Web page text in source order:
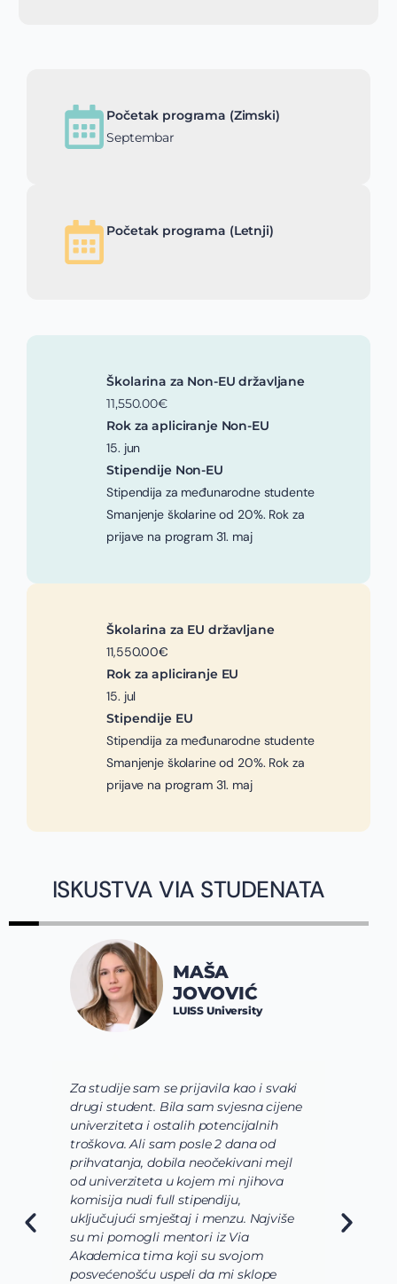
Početak programa (Zimski)
Septembar
Početak programa (Letnji)
Školarina za Non-EU državljane
11,550.00€
Rok za apliciranje Non-EU
15. jun
Stipendije Non-EU
Stipendija za međunarodne studente
Smanjenje školarine od 20%. Rok za
prijave na program 31. maj
Školarina za EU državljane
11,550.00€
Rok za apliciranje EU
15. jul
Stipendije EU
Stipendija za međunarodne studente
Smanjenje školarine od 20%. Rok za
prijave na program 31. maj
ISKUSTVA VIA STUDENATA
Za studije sam se prijavila kao i svaki
drugi student. Bila sam svjesna cijene
univerziteta i ostalih potencijalnih
troškova. Ali sam posle 2 dana od
prihvatanja, dobila neočekivani mejl
od univerziteta u kojem mi njihova
komisija nudi full stipendiju,
uključujući smještaj i menzu. Najviše
su mi pomogli mentori iz Via
Akademica tima koji su svojom
posvećenošću uspeli da mi sklope
MAŠA
JOVOVIĆ
LUISS University